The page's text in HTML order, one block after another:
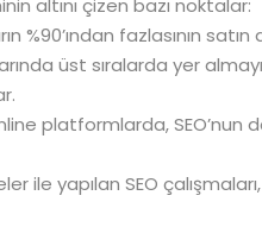
altını çizen bazı noktalar:
%90’ından fazlasının
üst sıralarda yer
platformlarda, SEO’nun
ile yapılan SEO